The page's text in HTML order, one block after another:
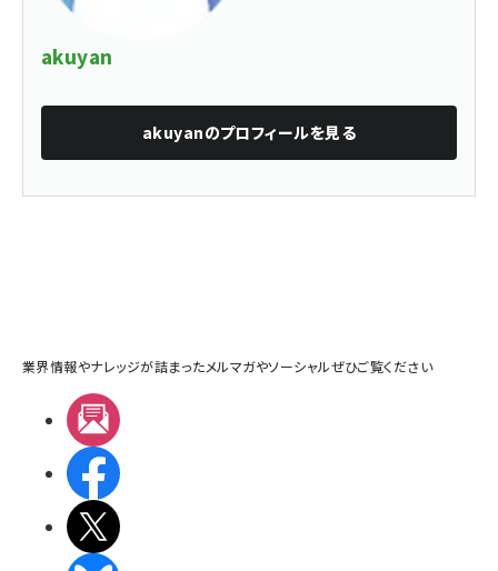
akuyan
akuyanのプロフィールを見る
業界情報やナレッジが詰まったメルマガやソーシャルぜひご覧ください